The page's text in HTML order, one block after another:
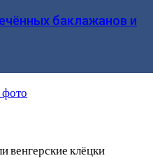
баклажанов и
венгерские клёцки